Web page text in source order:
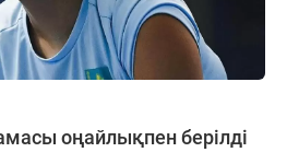
оңайлықпен берілді